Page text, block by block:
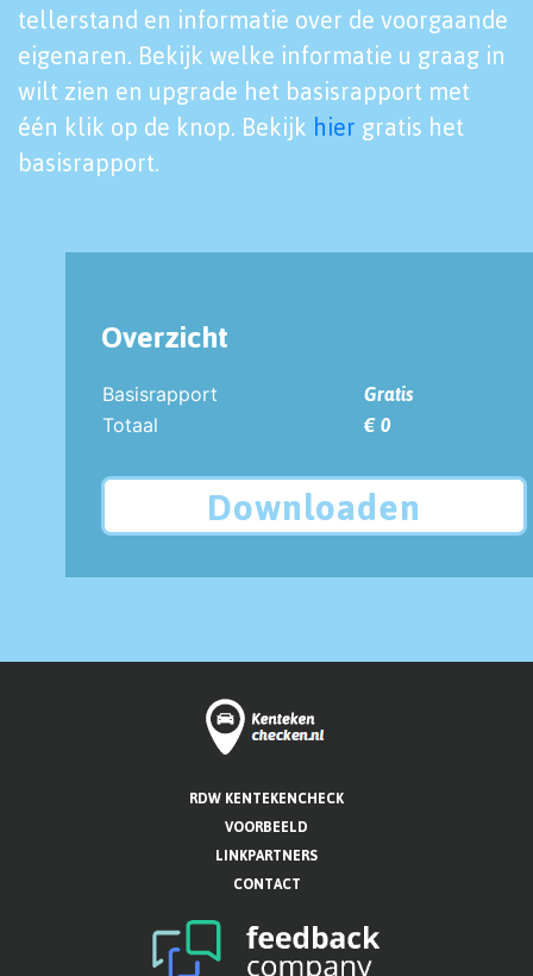
tellerstand en informatie over de voorgaande
eigenaren. Bekijk welke informatie u graag in
wilt zien en upgrade het basisrapport met
één klik op de knop. Bekijk hier gratis het
basisrapport.
Overzicht
Basisrapport
Gratis
Totaal
€ 0
Downloaden
RDW KENTEKENCHECK
VOORBEELD
LINKPARTNERS
CONTACT